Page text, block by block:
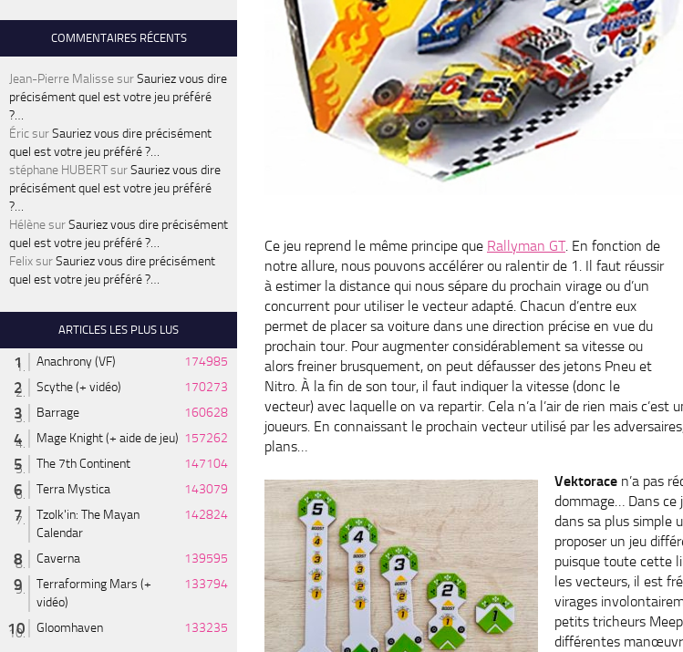
Ce jeu reprend le même principe que Rallyman GT. En fonction de
notre allure, nous pouvons accélérer ou ralentir de 1. Il faut réussir
à estimer la distance qui nous sépare du prochain virage ou d’un
concurrent pour utiliser le vecteur adapté. Chacun d’entre eux
permet de placer sa voiture dans une direction précise en vue du
prochain tour. Pour augmenter considérablement sa vitesse ou
alors freiner brusquement, on peut défausser des jetons Pneu et
Nitro. À la fin de son tour, il faut indiquer la vitesse (donc le
vecteur) avec laquelle on va repartir. Cela n’a l’air de rien mais
joueurs. En connaissant le prochain vecteur utilisé par les
plans…
Vektorace n’a pas
dommage… Dans ce
dans sa plus simple
proposer un jeu
puisque toute cette
les vecteurs, il est
virages
petits tricheurs
différentes
COMMENTAIRES RÉCENTS
Jean-Pierre MalissesurSauriez vous dire
précisément quel est votre jeu préféré
?…
ÉricsurSauriez vous dire précisément
quel est votre jeu préféré ?…
stéphane HUBERTsurSauriez vous dire
précisément quel est votre jeu préféré
?…
HélènesurSauriez vous dire précisément
quel est votre jeu préféré ?…
FelixsurSauriez vous dire précisément
quel est votre jeu préféré ?…
ARTICLES LES PLUS LUS
Anachrony (VF)
174985
Scythe (+ vidéo)
170273
Barrage
160628
Mage Knight (+ aide de jeu) 157262
The 7th Continent
147104
Terra Mystica
143079
Tzolk'in: The Mayan
Calendar
142824
Caverna
139595
Terraforming Mars (+
vidéo)
133794
Gloomhaven 133235